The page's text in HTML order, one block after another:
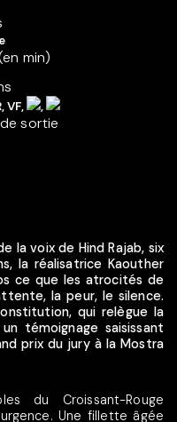
min)
VF, ,
sortie
la voix de Hind Rajab, six
la réalisatrice Kaouther
ce que les atrocités de
la peur, le silence.
qui relègue la
témoignage saisissant
prix du jury à la Mostra
du Croissant-Rouge
Une fillette âgée